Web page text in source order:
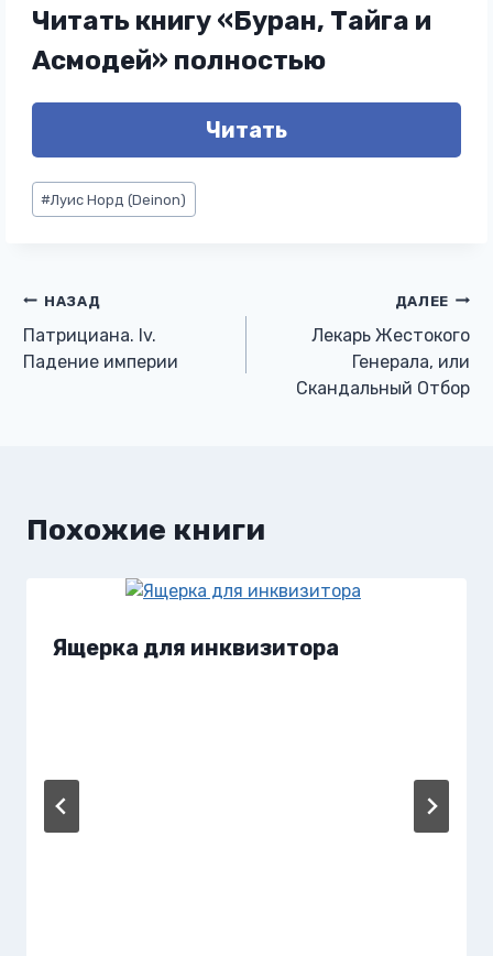
Читать книгу «Буран, Тайга и
Асмодей» полностью
Читать
Метки
записи:
#Луис Норд (Deinon)
Навигация
по
НАЗАД
Патрициана. Iv.
Падение империи
ДАЛЕЕ
Лекарь Жестокого
Генерала, или
Скандальный Отбор
Похожие книги
Ящерка для инквизитора